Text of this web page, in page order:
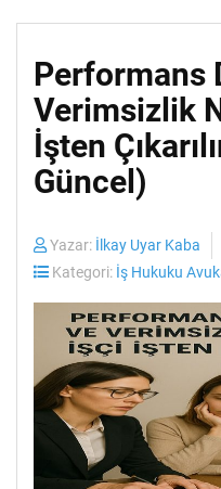
Performans
Verimsizlik
İşten
Güncel)
Yazar: İlkay Uyar Kaba
Kategori: İş Hukuku